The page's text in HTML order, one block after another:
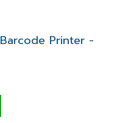
Barcode Printer -